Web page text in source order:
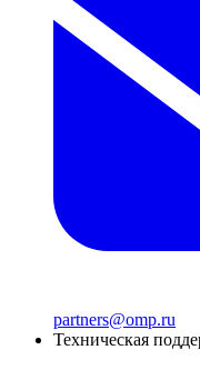
partners@omp.ru
Техническая